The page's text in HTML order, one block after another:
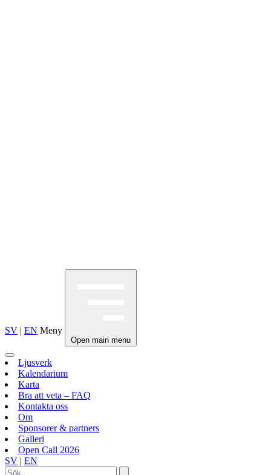
SV | EN Meny
Open main menu
Ljusverk
Kalendarium
Karta
Bra att veta – FAQ
Kontakta oss
Om
Sponsorer & partners
Galleri
Open Call 2026
SV | EN